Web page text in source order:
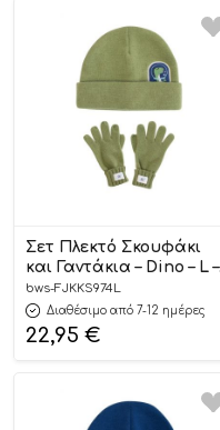
Σετ Πλεκτό Σκουφάκι
και Γαντάκια – Dino – L –
FlapjackKids
bws-FJKKS974L
Διαθέσιμο από 7-12 ημέρες
22,95 €